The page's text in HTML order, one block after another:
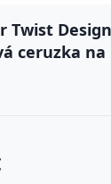
Twist
ceruzka na
- Autumn